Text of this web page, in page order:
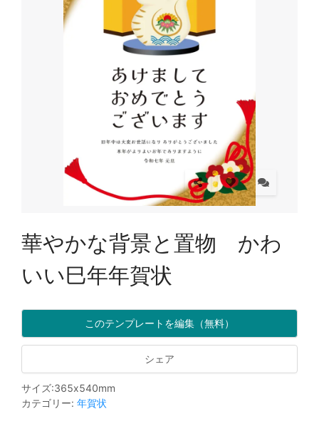
華やかな背景と置物 かわ
いい巳年年賀状
このテンプレートを編集（無料）
シェア
サイズ:365x540mm
カテゴリー: 年賀状